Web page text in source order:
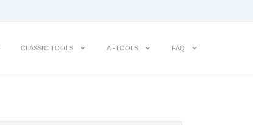
CLASSIC TOOLS AI-TOOLS FAQ